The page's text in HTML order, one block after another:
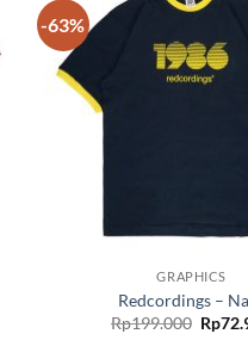
-63%
GRAPHICS
Redcordings –
Rp199.000 Rp